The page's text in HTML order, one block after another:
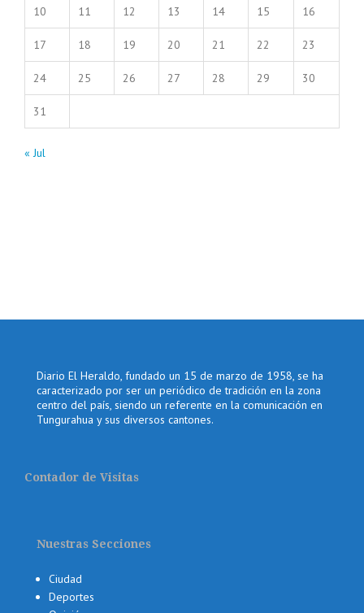
10 11 12 13 14 15 16
17 18 19 20 21 22 23
24 25 26 27 28 29 30
31
« Jul
Diario El Heraldo, fundado un 15 de marzo de 1958, se ha
caracterizado por ser un periódico de tradición en la zona
centro del país, siendo un referente en la comunicación en
Tungurahua y sus diversos cantones.
Contador de Visitas
Nuestras Secciones
Ciudad
Deportes